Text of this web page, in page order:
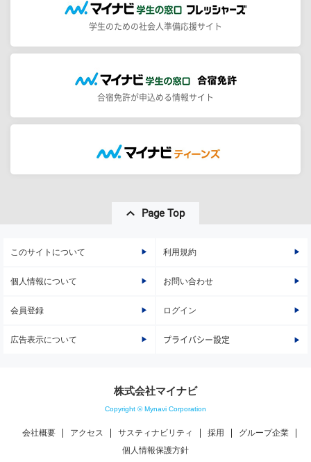
学生のための社会人準備応援サイト
合宿免許が申込める情報サイト
Page Top
このサイトについて 利用規約
個人情報について お問い合わせ
会員登録 ログイン
広告表示について プライバシー設定
株式会社マイナビ
Copyright © Mynavi Corporation
会社概要 アクセス サスティナビリティ 採用
グループ企業
個人情報保護方針